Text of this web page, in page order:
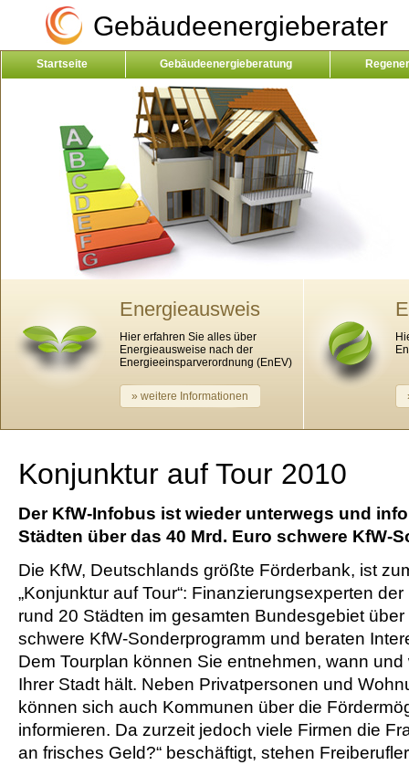
Gebäudeenergieberater
Startseite Gebäudeenergieberatung
Energieausweis
Hier erfahren Sie alles über
Energieausweise nach der
Energieeinsparverordnung (EnEV)
» weitere Informationen
Konjunktur auf Tour 2010
Der KfW-Infobus ist wieder unterwegs und
Städten über das 40 Mrd. Euro schwere KfW-
Die KfW, Deutschlands größte Förderbank, ist
„Konjunktur auf Tour“: Finanzierungsexperten
rund 20 Städten im gesamten Bundesgebiet
schwere KfW-Sonderprogramm und beraten
Dem Tourplan können Sie entnehmen, wann
Ihrer Stadt hält. Neben Privatpersonen und
können sich auch Kommunen über die
informieren. Da zurzeit jedoch viele Firmen die
an frisches Geld?“ beschäftigt, stehen